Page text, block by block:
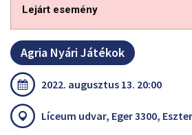
Lejárt esemény
Agria Nyári Játékok
2022. augusztus 13. 20:00
Líceum udvar, Eger 3300,